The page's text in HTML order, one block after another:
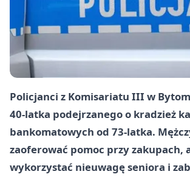
Policjanci z Komisariatu III w
40-latka podejrzanego o kradzież
bankomatowych od 73-latka.
zaoferować pomoc przy zakupach,
wykorzystać nieuwagę seniora i